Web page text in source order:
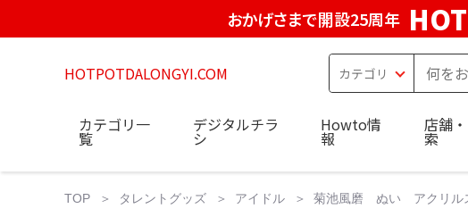
おかげさまで開設25周年
HOTPOTDALONGYI.COM
カテゴリ一
覧
デジタルチラ
シ
Howto情
報
店舗
索
TOP タレントグッズ アイドル 菊池風磨 ぬい アクリル